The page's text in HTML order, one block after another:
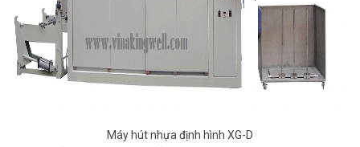
Máy hút nhựa định hình XG-D